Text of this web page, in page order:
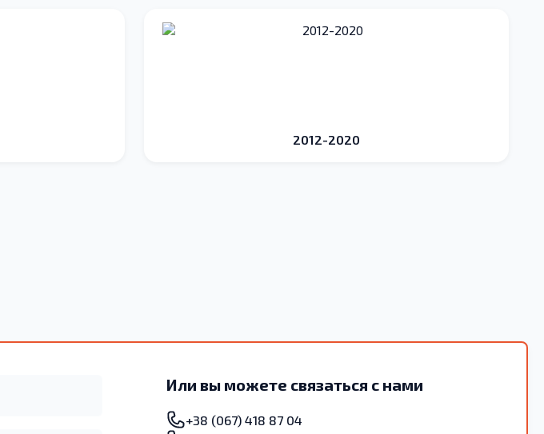
2012-2020
Или вы можете связаться с нами
+38 (067) 418 87 04